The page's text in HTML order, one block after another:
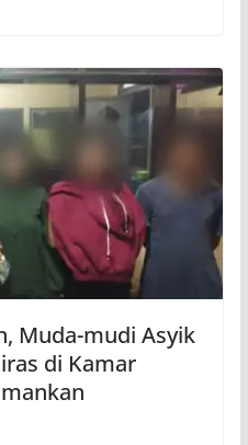
Muda-mudi Asyik
di Kamar